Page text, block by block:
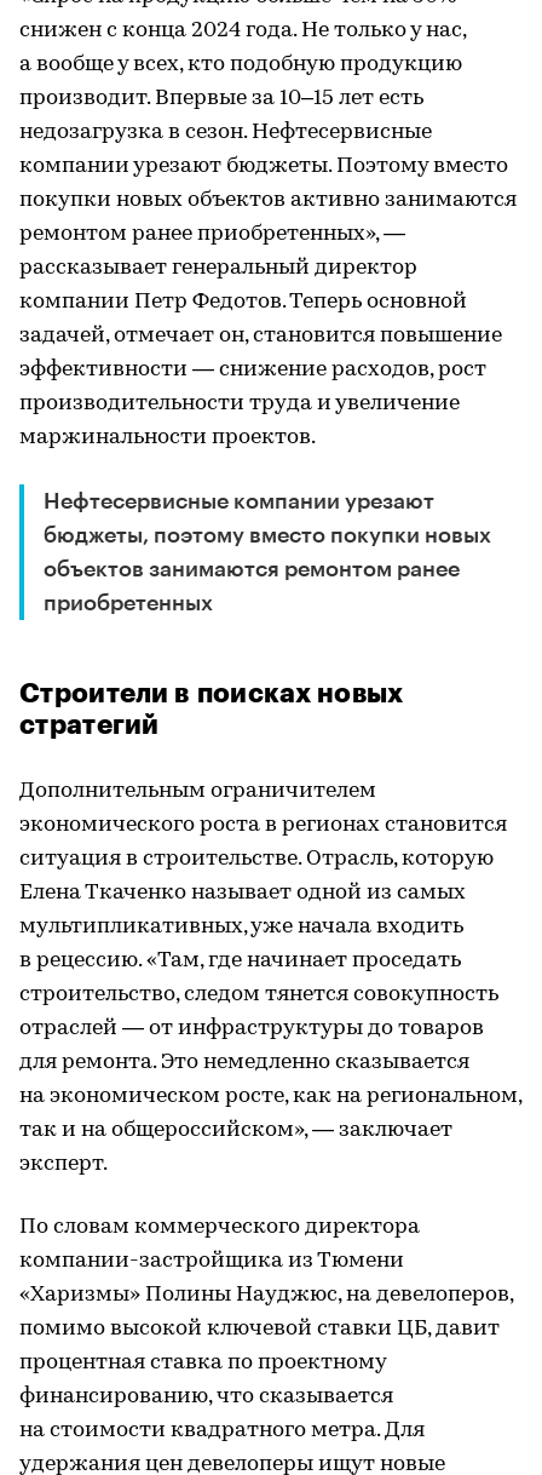
снижен с конца 2024 года. Не только у нас,
а вообще у всех, кто подобную продукцию
производит. Впервые за 10–15 лет есть
недозагрузка в сезон. Нефтесервисные
компании урезают бюджеты. Поэтому вместо
покупки новых объектов активно занимаются
ремонтом ранее приобретенных», —
рассказывает генеральный директор
компании Петр Федотов. Теперь основной
задачей, отмечает он, становится повышение
эффективности — снижение расходов, рост
производительности труда и увеличение
маржинальности проектов.
Нефтесервисные компании урезают
бюджеты, поэтому вместо покупки новых
объектов занимаются ремонтом ранее
приобретенных
Строители в поисках новых
стратегий
Дополнительным ограничителем
экономического роста в регионах становится
ситуация в строительстве. Отрасль, которую
Елена Ткаченко называет одной из самых
мультипликативных, уже начала входить
в рецессию. «Там, где начинает проседать
строительство, следом тянется совокупность
отраслей — от инфраструктуры до товаров
для ремонта. Это немедленно сказывается
на экономическом росте, как на региональном,
так и на общероссийском», — заключает
эксперт.
По словам коммерческого директора
компании-застройщика из Тюмени
«Харизмы» Полины Науджюс, на девелоперов,
помимо высокой ключевой ставки ЦБ, давит
процентная ставка по проектному
финансированию, что сказывается
на стоимости квадратного метра. Для
удержания цен девелоперы ищут новые